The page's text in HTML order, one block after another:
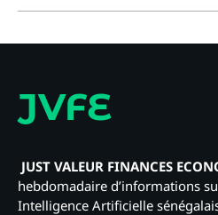
JVFE
JUST VALEUR FINANCES
hebdomadaire d’informations
Intelligence Artificielle